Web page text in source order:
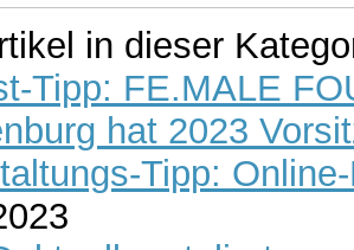
in dieser
Tipp: FE.MALE
hat 2023
Tipp: